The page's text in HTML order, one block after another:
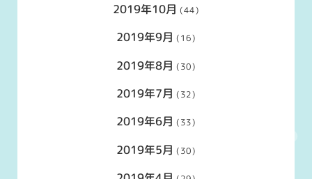
2019年10月 (44)
2019年9月 (16)
2019年8月 (30)
2019年7月 (32)
2019年6月 (33)
2019年5月 (30)